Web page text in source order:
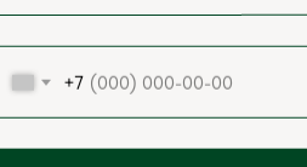
+7